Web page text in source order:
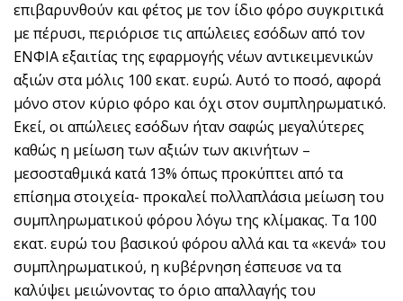
επιβαρυνθούν και φέτος με τον ίδιο φόρο συγκριτικά
με πέρυσι, περιόρισε τις απώλειες εσόδων από τον
ΕΝΦΙΑ εξαιτίας της εφαρμογής νέων αντικειμενικών
αξιών στα μόλις 100 εκατ. ευρώ. Αυτό το ποσό, αφορά
μόνο στον κύριο φόρο και όχι στον συμπληρωματικό.
Εκεί, οι απώλειες εσόδων ήταν σαφώς μεγαλύτερες
καθώς η μείωση των αξιών των ακινήτων –
μεσοσταθμικά κατά 13% όπως προκύπτει από τα
επίσημα στοιχεία- προκαλεί πολλαπλάσια μείωση του
συμπληρωματικού φόρου λόγω της κλίμακας. Τα 100
εκατ. ευρώ του βασικού φόρου αλλά και τα «κενά» του
συμπληρωματικού, η κυβέρνηση έσπευσε να τα
καλύψει μειώνοντας το όριο απαλλαγής του